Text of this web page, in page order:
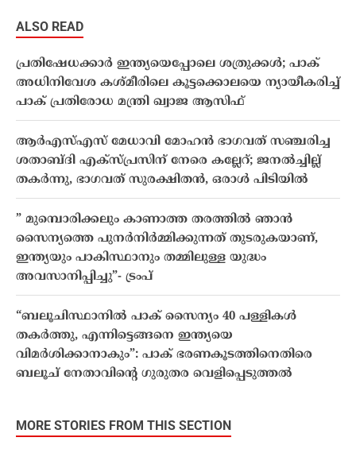
ALSO READ
പ്രതിഷേധക്കാർ ഇന്ത്യയെപ്പോലെ ശത്രുക്കൾ; പാക്
അധിനിവേശ കശ്മീരിലെ കൂട്ടക്കൊലയെ ന്യായീകരിച്ച്
പാക് പ്രതിരോധ മന്ത്രി ഖ്വാജ ആസിഫ്
ആർഎസ്എസ് മേധാവി മോഹൻ ഭാഗവത് സഞ്ചരിച്ച
ശതാബ്ദി എക്സ്പ്രസിന് നേരെ കല്ലേറ്; ജനൽച്ചില്ല്
തകർന്നു, ഭാഗവത് സുരക്ഷിതൻ, ഒരാൾ പിടിയിൽ
” മുമ്പൊരിക്കലും കാണാത്ത തരത്തിൽ ഞാൻ
സൈന്യത്തെ പുനർനിർമ്മിക്കുന്നത് തുടരുകയാണ്,
ഇന്ത്യയും പാകിസ്ഥാനും തമ്മിലുള്ള യുദ്ധം
അവസാനിപ്പിച്ചു”- ട്രംപ്
“ബലൂചിസ്ഥാനിൽ പാക് സൈന്യം 40 പള്ളികൾ
തകർത്തു, എന്നിട്ടെങ്ങനെ ഇന്ത്യയെ
വിമർശിക്കാനാകും”: പാക് ഭരണകൂടത്തിനെതിരെ
ബലൂച് നേതാവിൻ്റെ ഗുരുതര വെളിപ്പെടുത്തൽ
MORE STORIES FROM THIS SECTION